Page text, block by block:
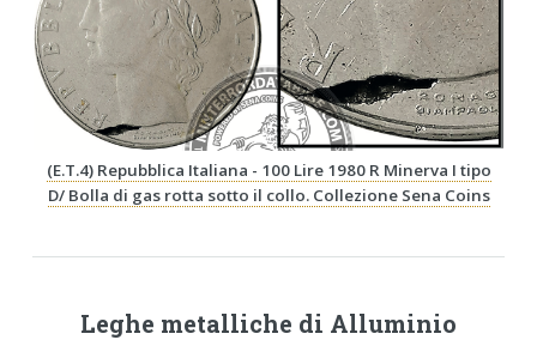
(E.T.4) Repubblica Italiana - 100 Lire 1980 R Minerva I tipo
D/ Bolla di gas rotta sotto il collo. Collezione Sena Coins
Leghe metalliche di Alluminio